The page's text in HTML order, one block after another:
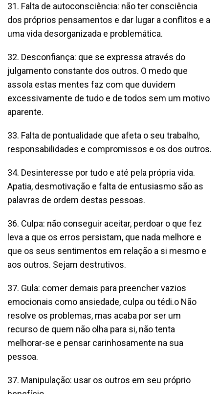
31. Falta de autoconsciência: não ter consciência
dos próprios pensamentos e dar lugar a conflitos e a
uma vida desorganizada e problemática.
32. Desconfiança: que se expressa através do
julgamento constante dos outros. O medo que
assola estas mentes faz com que duvidem
excessivamente de tudo e de todos sem um motivo
aparente.
33. Falta de pontualidade que afeta o seu trabalho,
responsabilidades e compromissos e os dos outros.
34. Desinteresse por tudo e até pela própria vida.
Apatia, desmotivação e falta de entusiasmo são as
palavras de ordem destas pessoas.
36. Culpa: não conseguir aceitar, perdoar o que fez
leva a que os erros persistam, que nada melhore e
que os seus sentimentos em relação a si mesmo e
aos outros. Sejam destrutivos.
37. Gula: comer demais para preencher vazios
emocionais como ansiedade, culpa ou tédi.o Não
resolve os problemas, mas acaba por ser um
recurso de quem não olha para si, não tenta
melhorar-se e pensar carinhosamente na sua
pessoa.
37. Manipulação: usar os outros em seu próprio